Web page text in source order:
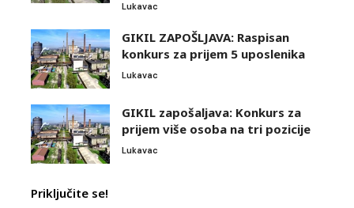
Lukavac
GIKIL ZAPOŠLJAVA: Raspisan
konkurs za prijem 5 uposlenika
Lukavac
GIKIL zapošaljava: Konkurs za
prijem više osoba na tri pozicije
Lukavac
Priključite se!